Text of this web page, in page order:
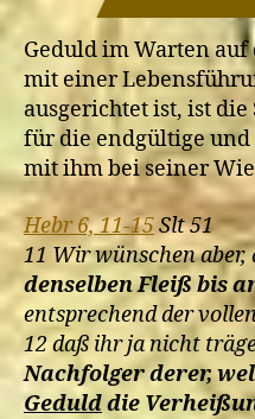
Geduld im Warten
mit einer
ausgerichtet ist, ist
für die endgültige
mit ihm bei seiner
Hebr 6, 11-15Slt 51
11 Wir wünschen aber,
denselben Fleiß bis
entsprechend der
12 daß ihr ja nicht
Nachfolger derer,
Gedulddie